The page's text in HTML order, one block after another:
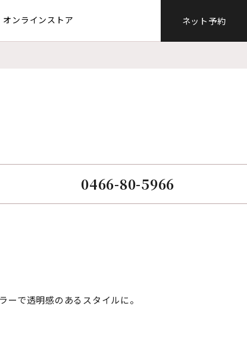
オンラインストア ネット予約
0466-80-5966
ーで透明感のあるスタイルに。